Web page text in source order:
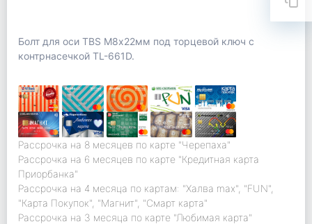
Болт для оси TBS М8х22мм под торцевой ключ с
контрнасечкой TL-661D.
Рассрочка на 8 месяцев по карте "Черепаха"
Рассрочка на 6 месяцев по карте "Кредитная карта
Приорбанка"
Рассрочка на 4 месяца по картам: "Халва max", "FUN",
"Карта Покупок", "Магнит", "Смарт карта"
Рассрочка на 3 месяца по карте "Любимая карта"